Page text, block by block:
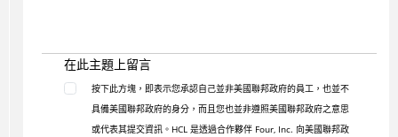
在此主題上留言
按下此方塊，即表示您承認自己並非美國聯邦政府的員工，也並不
具備美國聯邦政府的身分，而且您也並非遵照美國聯邦政府之意思
或代表其提交資訊。HCL 是透過合作夥伴 Four, Inc. 向美國聯邦政